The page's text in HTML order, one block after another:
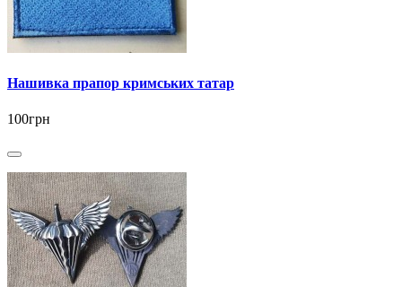
Нашивка прапор кримських татар
100грн